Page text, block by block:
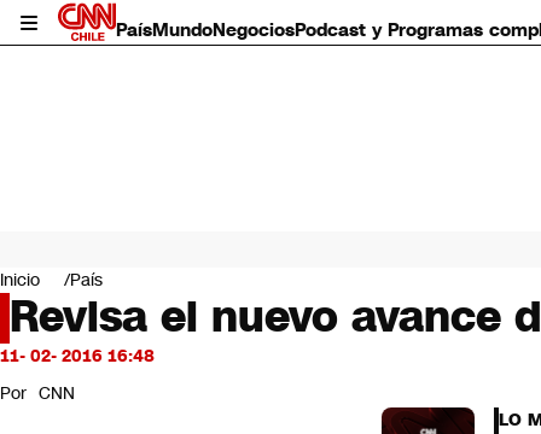
PaísMundoNegociosPodcast y Programas
Mundo
Negocios
Deportes
Programas completos
Servicios
Inicio País
Revisa el nuevo avance
11- 02- 2016 16:48
Por CNN
LO